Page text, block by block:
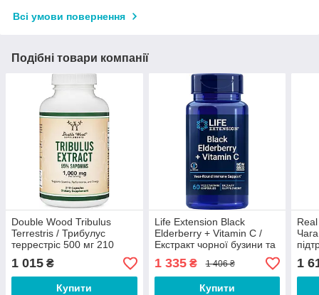
Всі умови повернення
Подібні товари компанії
Double Wood Tribulus
Terrestris / Трибулус
террестріс 500 мг 210
капсул
1 015 ₴
Купити
Life Extension Black
Elderberry + Vitamin C /
Екстракт чорної бузини та
вітамін С 60 капсул Термін
01/2027
1 335₴ 1 406 ₴
Купити
1